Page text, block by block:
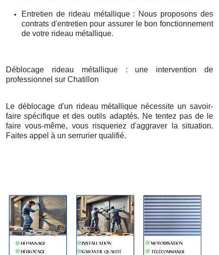
Entretien de rideau métallique : Nous proposons des
contrats d'entretien pour assurer le bon fonctionnement
de votre rideau métallique.
Déblocage rideau métallique : une intervention de
professionnel sur Chatillon
Le déblocage d'un rideau métallique nécessite un savoir-
faire spécifique et des outils adaptés. Ne tentez pas de le
faire vous-même, vous risqueriez d'aggraver la situation.
Faites appel à un serrurier qualifié.